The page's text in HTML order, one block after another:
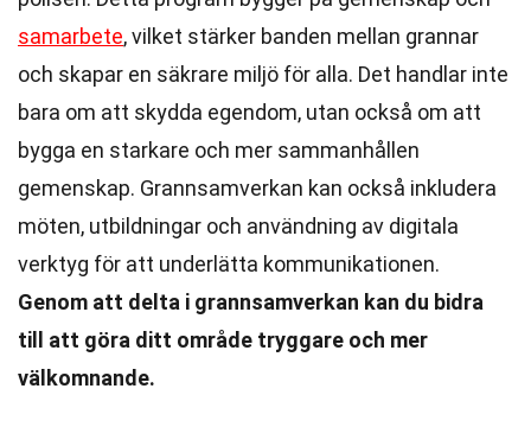
samarbete, vilket stärker banden mellan grannar
och skapar en säkrare miljö för alla. Det handlar inte
bara om att skydda egendom, utan också om att
bygga en starkare och mer sammanhållen
gemenskap. Grannsamverkan kan också inkludera
möten, utbildningar och användning av digitala
verktyg för att underlätta kommunikationen.
Genom att delta i grannsamverkan kan du bidra
till att göra ditt område tryggare och mer
välkomnande.